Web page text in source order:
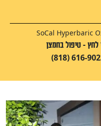
SoCal Hyperbaric
לחץ - טיפול בחמצן
(818) 616-